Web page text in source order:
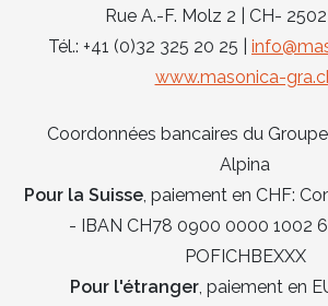
Rue A.-F. Molz 2 | CH-
Tél.: +41 (0)32 325 20 25 |
www.masonica-
Coordonnées bancaires du
Alpina
Pour la Suisse , paiement en CHF:
- IBAN CH78 0900 0000 1002
POFICHBEXXX
Pour l'étranger, paiement en